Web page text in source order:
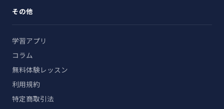
その他
学習アプリ
コラム
無料体験レッスン
利用規約
特定商取引法